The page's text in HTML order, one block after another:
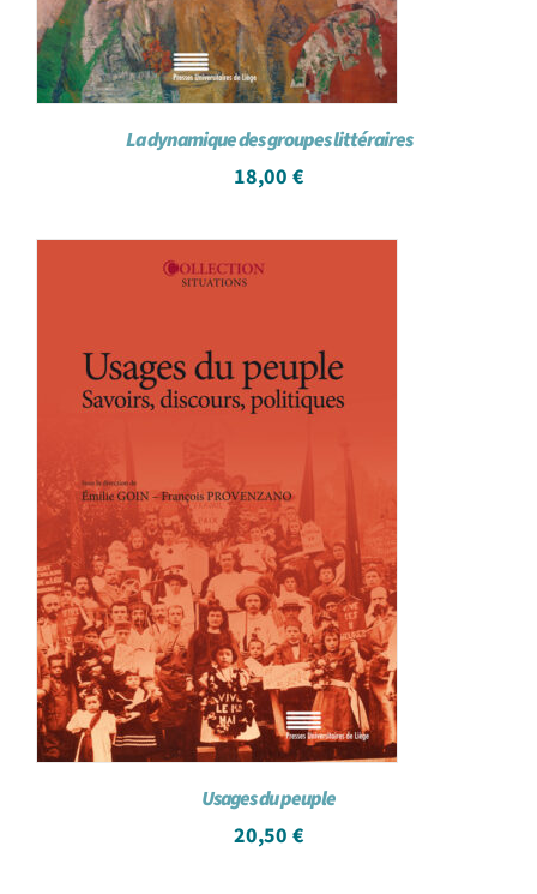
La dynamique des groupes littéraires
18,00 €
Usages du peuple
20,50 €